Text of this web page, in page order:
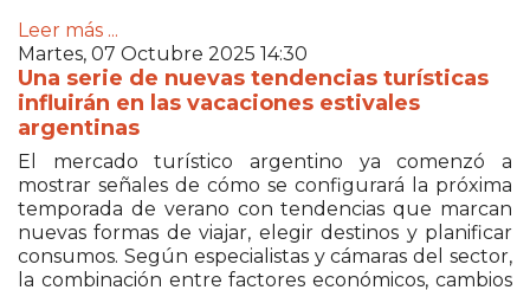
Leer más ...
Martes, 07 Octubre 2025 14:30
Una serie de nuevas tendencias turísticas
influirán en las vacaciones estivales
argentinas
El mercado turístico argentino ya comenzó a
mostrar señales de cómo se configurará la próxima
temporada de verano con tendencias que marcan
nuevas formas de viajar, elegir destinos y planificar
consumos. Según especialistas y cámaras del sector,
la combinación entre factores económicos, cambios